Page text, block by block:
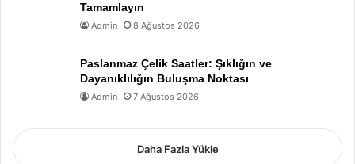
Tamamlayın
Admin 8 Ağustos 2026
Paslanmaz Çelik Saatler: Şıklığın ve
Dayanıklılığın Buluşma Noktası
Admin 7 Ağustos 2026
Daha Fazla Yükle